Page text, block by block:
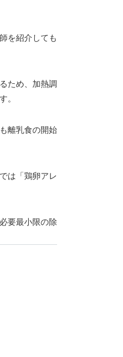
を紹介しても
ため、加熱調
。
離乳食の開始
は「鶏卵アレ
要最小限の除